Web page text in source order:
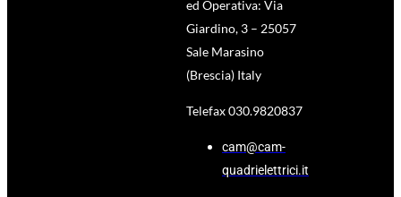
ed Operativa: Via
Giardino, 3 – 25057
Sale Marasino
(Brescia) Italy
Telefax 030.9820837
cam@cam-
quadrielettrici.it